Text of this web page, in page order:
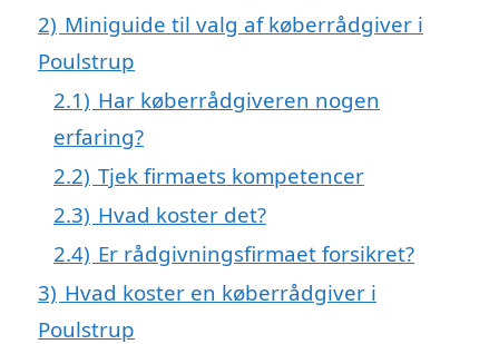
2) Miniguide til valg af køberrådgiver i
Poulstrup
2.1) Har køberrådgiveren nogen
erfaring?
2.2) Tjek firmaets kompetencer
2.3) Hvad koster det?
2.4) Er rådgivningsfirmaet forsikret?
3) Hvad koster en køberrådgiver i
Poulstrup